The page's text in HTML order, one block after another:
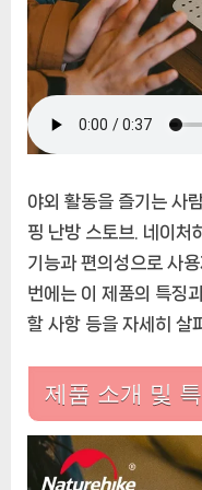
야외 활동을 즐기는 사
핑 난방 스토브. 네이처
기능과 편의성으로 사
번에는 이 제품의 특징
할 사항 등을 자세히 살
제품 소개 및